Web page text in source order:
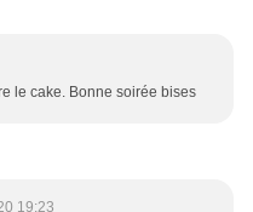
le cake. Bonne soirée bises
19:23